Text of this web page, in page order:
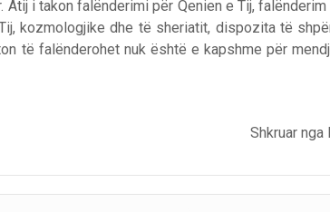
Atij i takon falënderimi për Qenien e Tij,
kozmologjike dhe të sheriatit, dispozita të
të falënderohet nuk është e kapshme për
Shkruar